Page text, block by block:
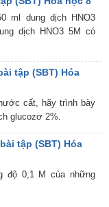
ml dung dịch HNO3
dịch HNO3 5M có
tập (SBT) Hóa
cất, hãy trình bày
glucozơ 2%.
tập (SBT) Hóa
độ 0,1 M của những